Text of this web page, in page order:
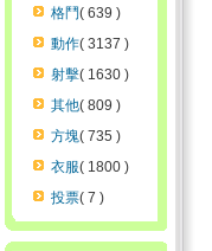
格鬥( 639 )
動作( 3137 )
射擊( 1630 )
其他( 809 )
方塊( 735 )
衣服( 1800 )
投票( 7 )